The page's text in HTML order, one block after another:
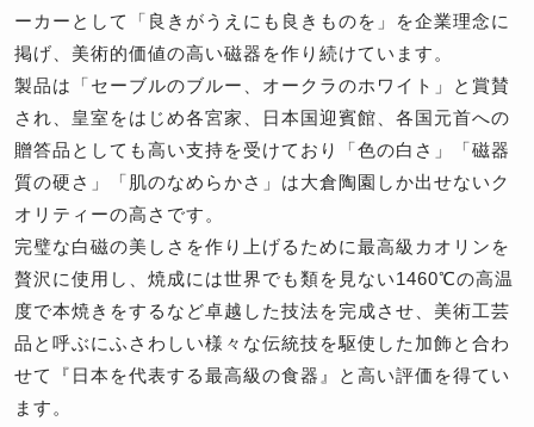
ーカーとして「良きがうえにも良きものを」を企業理念に
掲げ、美術的価値の高い磁器を作り続けています。
製品は「セーブルのブルー、オークラのホワイト」と賞賛
され、皇室をはじめ各宮家、日本国迎賓館、各国元首への
贈答品としても高い支持を受けており「色の白さ」「磁器
質の硬さ」「肌のなめらかさ」は大倉陶園しか出せないク
オリティーの高さです。
完璧な白磁の美しさを作り上げるために最高級カオリンを
贅沢に使用し、焼成には世界でも類を見ない1460℃の高温
度で本焼きをするなど卓越した技法を完成させ、美術工芸
品と呼ぶにふさわしい様々な伝統技を駆使した加飾と合わ
せて『日本を代表する最高級の食器』と高い評価を得てい
ます。